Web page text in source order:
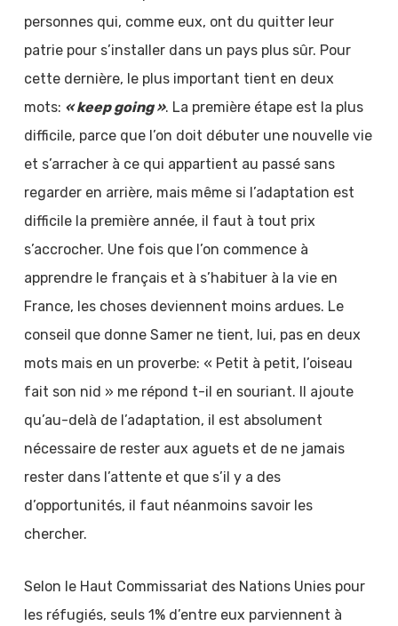
personnes qui, comme eux, ont du quitter leur
patrie pour s’installer dans un pays plus sûr. Pour
cette dernière, le plus important tient en deux
mots: « keep going ». La première étape est la plus
difficile, parce que l’on doit débuter une nouvelle vie
et s’arracher à ce qui appartient au passé sans
regarder en arrière, mais même si l’adaptation est
difficile la première année, il faut à tout prix
s’accrocher. Une fois que l’on commence à
apprendre le français et à s’habituer à la vie en
France, les choses deviennent moins ardues. Le
conseil que donne Samer ne tient, lui, pas en deux
mots mais en un proverbe: « Petit à petit, l’oiseau
fait son nid » me répond t-il en souriant. Il ajoute
qu’au-delà de l’adaptation, il est absolument
nécessaire de rester aux aguets et de ne jamais
rester dans l’attente et que s’il y a des
d’opportunités, il faut néanmoins savoir les
chercher.
Selon le Haut Commissariat des Nations Unies pour
les réfugiés, seuls 1% d’entre eux parviennent à